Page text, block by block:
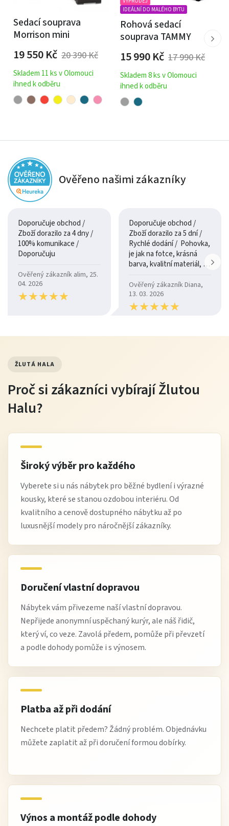
je přesně váš styl? Podívejte se také nasedací soupravu
SKANDI.
Bude se vám líbit:
Atraktivní prošívání.
Rozkládací úprava.
Úložný prostor.
Sedací souprava
Morrison mini
19 550Kč 20 390Kč
Skladem 11 ks v Olomouci
ihned k odběru
IDEÁLNÍ DO MALÉHO BYTU
Rohová sedací
souprava TAMMY
15 990Kč 17 990Kč
Skladem 8 ks v Olomouci
ihned k odběru
Ověřeno našimi zákazníky
Doporučuje obchod /
Zboží dorazilo za 4 dny /
100% komunikace /
Doporučuju
Ověřený zákazník alim, 25.
04. 2026
★★★★★
★★★★★
Doporučuje obchod /
Zboží dorazilo za 5 dní /
Rychlé dodání / Pohovka,
je jak na fotce, krásná
barva, kvalitní materiál, a
Ověřený zákazník Diana,
13. 03. 2026
★★★★★
★★★★★
ŽLUTÁ HALA
Proč si zákazníci vybírají Žlutou
Halu?
Široký výběr pro každého
Vyberete si u nás nábytek pro běžné bydlení i výrazné
kousky, které se stanou ozdobou interiéru. Od
kvalitního a cenově dostupného nábytku až po
luxusnější modely pro náročnější zákazníky.
Doručení vlastní dopravou
Nábytek vám přivezeme naší vlastní dopravou.
Nepřijede anonymní uspěchaný kurýr, ale náš řidič,
který ví, co veze. Zavolá předem, pomůže při převzetí
a podle dohody pomůže i s výnosem.
Platba až při dodání
Nechcete platit předem? Žádný problém. Objednávku
můžete zaplatit až při doručení formou dobírky.
Výnos a montáž podle dohody